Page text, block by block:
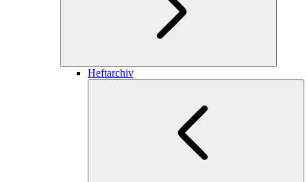
Heftarchiv